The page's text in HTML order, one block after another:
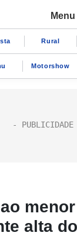
Menu
Rural
Motorshow
alta